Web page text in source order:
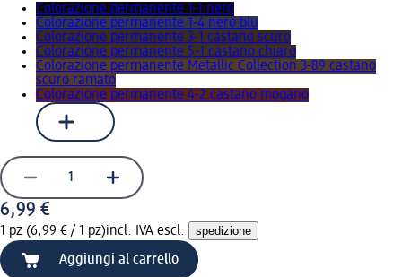
Colorazione permanente 1-1 nero
Colorazione permanente 1-4 nero blu
Colorazione permanente 3-1 castano scuro
Colorazione permanente 5-1 castano chiaro
Colorazione permanente Metallic Collection 3-89 castano
scuro ramato
Colorazione permanente 4-2 castano mogano
6,99 €
1 pz (6,99 € / 1 pz)incl. IVA escl. spedizione
Aggiungi al carrello